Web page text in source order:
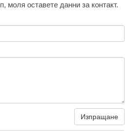
моля оставете данни за контакт.
Изпращане